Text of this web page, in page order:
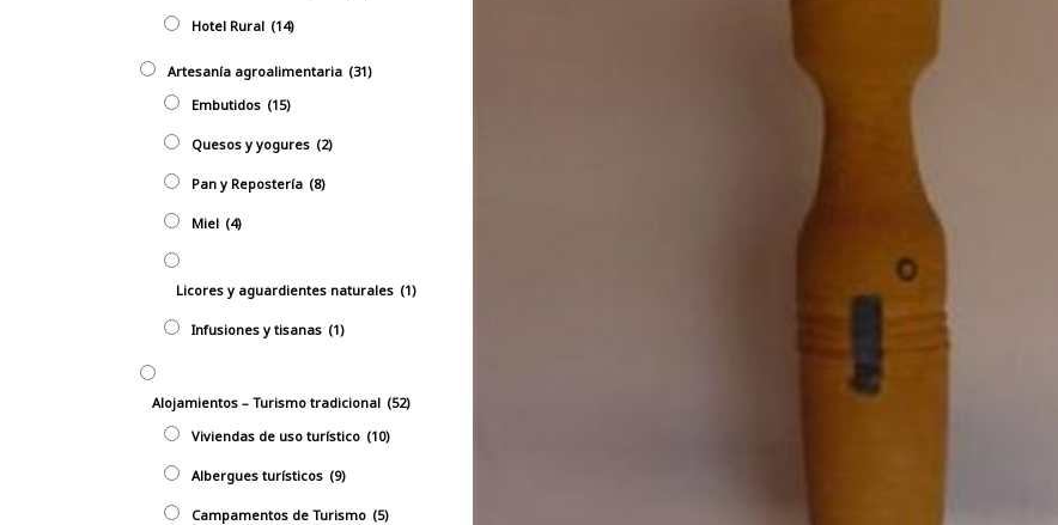
Hotel Rural (14)
Artesanía agroalimentaria (31)
Embutidos (15)
Quesos y yogures (2)
Pan y Repostería (8)
Miel (4)
Licores y aguardientes naturales (1)
Infusiones y tisanas (1)
Alojamientos – Turismo tradicional (52)
Viviendas de uso turístico (10)
Albergues turísticos (9)
Campamentos de Turismo (5)